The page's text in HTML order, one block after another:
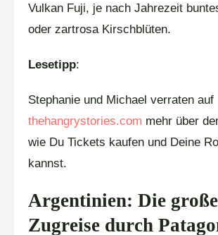
Vulkan Fuji, je nach Jahrezeit
oder zartrosa Kirschblüten.
Lesetipp:
Stephanie und Michael verraten auf
thehangrystories.com mehr über
wie Du Tickets kaufen und Deine
kannst.
Argentinien: Die große
Zugreise durch